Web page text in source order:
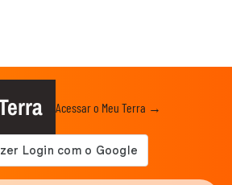
Acessar o Meu Terra →